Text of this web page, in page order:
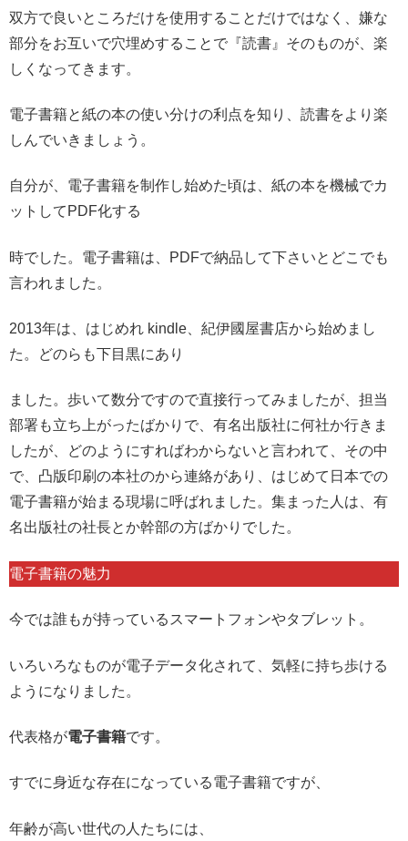
双方で良いところだけを使用することだけではなく、嫌な
部分をお互いで穴埋めすることで『読書』そのものが、楽
しくなってきます。
電子書籍と紙の本の使い分けの利点を知り、読書をより楽
しんでいきましょう。
自分が、電子書籍を制作し始めた頃は、紙の本を機械でカ
ットしてPDF化する
時でした。電子書籍は、PDFで納品して下さいとどこでも
言われました。
2013年は、はじめれ kindle、紀伊國屋書店から始めまし
た。どのらも下目黒にあり
ました。歩いて数分ですので直接行ってみましたが、担当
部署も立ち上がったばかりで、有名出版社に何社か行きま
したが、どのようにすればわからないと言われて、その中
で、凸版印刷の本社のから連絡があり、はじめて日本での
電子書籍が始まる現場に呼ばれました。集まった人は、有
名出版社の社長とか幹部の方ばかりでした。
電子書籍の魅力
今では誰もが持っているスマートフォンやタブレット。
いろいろなものが電子データ化されて、気軽に持ち歩ける
ようになりました。
代表格が電子書籍です。
すでに身近な存在になっている電子書籍ですが、
年齢が高い世代の人たちには、